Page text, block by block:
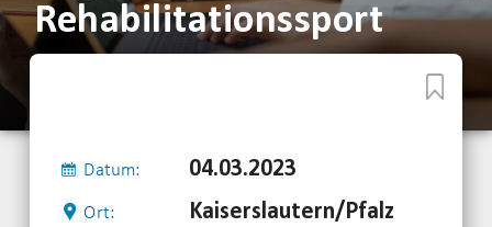
Rehabilitationssport
Datum: 04.03.2023
Ort: Kaiserslautern/Pfalz